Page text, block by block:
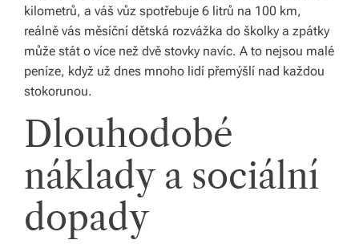
kilometrů, a váš vůz spotřebuje 6 litrů na 100 km,
reálně vás měsíční dětská rozvážka do školky a zpátky
může stát o více než dvě stovky navíc. A to nejsou malé
peníze, když už dnes mnoho lidí přemýšlí nad každou
stokorunou.
Dlouhodobé
náklady a sociální
dopady